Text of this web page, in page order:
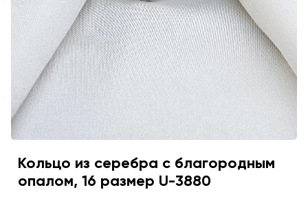
Кольцо из серебра с благородным
опалом, 16 размер U-3880